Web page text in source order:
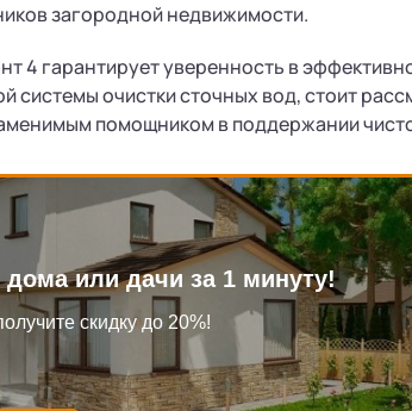
загородной недвижимости.
4 гарантирует уверенность в
системы очистки сточных вод, стоит
помощником в поддержании
или дачи за 1 минуту!
скидку до 20%!